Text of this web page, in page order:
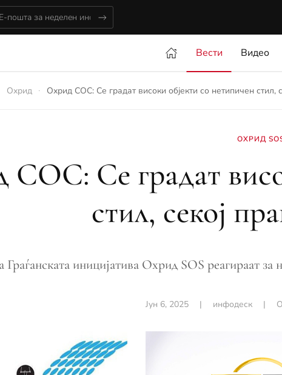
Вести Видео
Охрид Охрид СОС: Се градат високи објекти со нетипичен стил,
ОХРИД
Се градат
стил, секој
иницијатива Охрид SOS реагираат за
Јун 6, 2025 | инфодеск |